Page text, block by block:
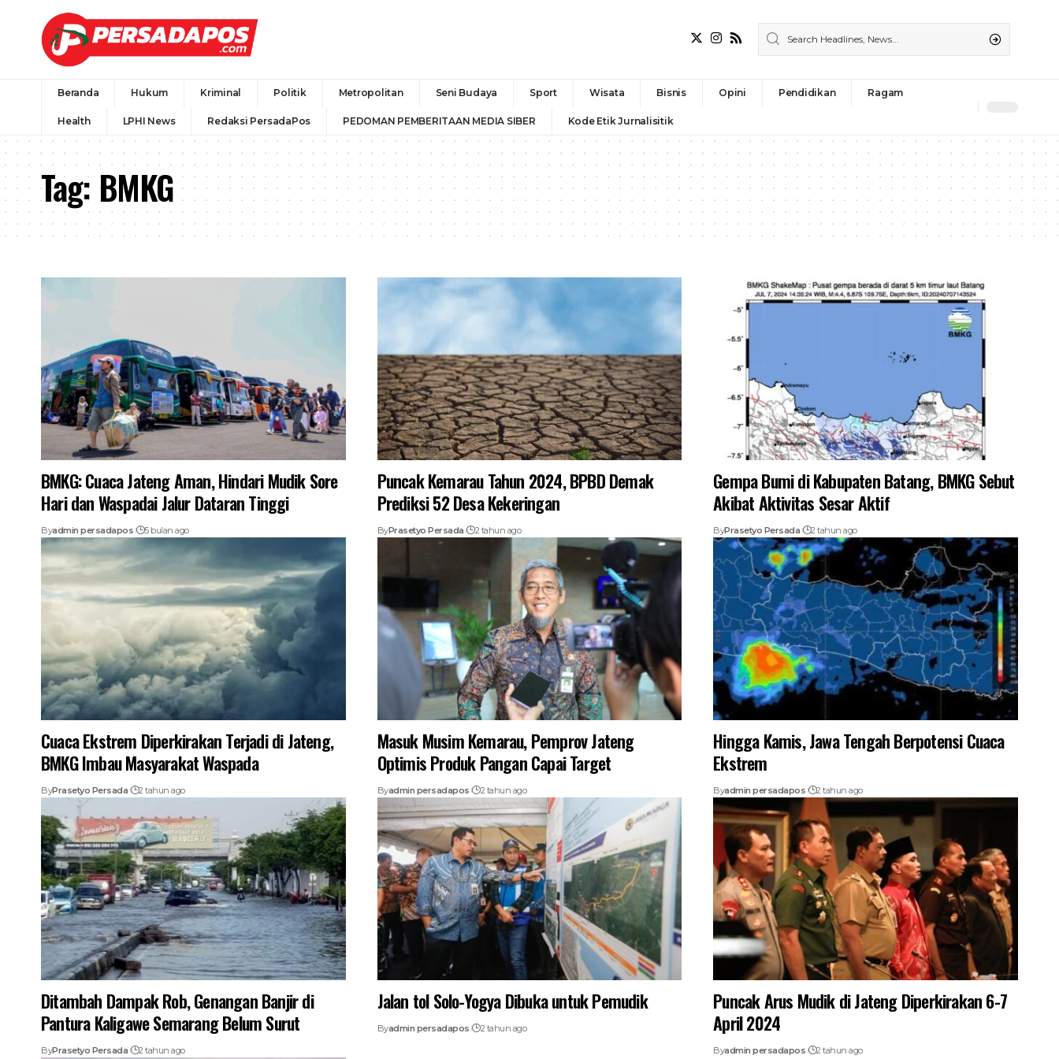
Beranda Hukum Kriminal Politik Metropolitan Seni Budaya Sport Wisata Bisnis Opini Pendidikan Ragam
Health LPHI News Redaksi PersadaPos PEDOMAN PEMBERITAAN MEDIA SIBER Kode Etik Jurnalisitik
Tag:BMKG
BMKG: Cuaca Jateng Aman, Hindari Mudik Sore
Hari dan Waspadai Jalur Dataran Tinggi
Byadmin persadapos 5 bulan ago
Puncak Kemarau Tahun 2024, BPBD Demak
Prediksi 52 Desa Kekeringan
ByPrasetyo Persada 2 tahun ago
Gempa Bumi di Kabupaten Batang, BMKG Sebut
Akibat Aktivitas Sesar Aktif
ByPrasetyo Persada 2 tahun ago
Cuaca Ekstrem Diperkirakan Terjadi di Jateng,
BMKG Imbau Masyarakat Waspada
ByPrasetyo Persada 2 tahun ago
Masuk Musim Kemarau, Pemprov Jateng
Optimis Produk Pangan Capai Target
Byadmin persadapos 2 tahun ago
Hingga Kamis, Jawa Tengah Berpotensi Cuaca
Ekstrem
Byadmin persadapos 2 tahun ago
Ditambah Dampak Rob, Genangan Banjir di
Pantura Kaligawe Semarang Belum Surut
ByPrasetyo Persada 2 tahun ago
Jalan tol Solo-Yogya Dibuka untuk Pemudik
Byadmin persadapos 2 tahun ago
Puncak Arus Mudik di Jateng Diperkirakan 6-7
April 2024
Byadmin persadapos 2 tahun ago